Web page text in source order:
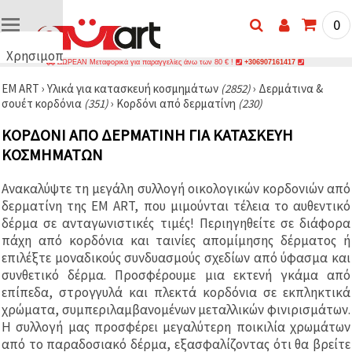
Χρησιμοποιούμε
🍪
Χρησιμοποιούμε
παρόμοιες
τεχνολογίες
για να
τη σωστή
λειτουργία
του
ιστότοπου,
να
βελτιώσουμε
την
εμπειρία
σας και, με
τη
συγκατάθεσή
σας, να
αναλύουμε
την
0
ΔΩΡΕΑΝ Μεταφορικά για παραγγελίες άνω των 80 € ! +306907161417
EM ART › Υλικά για κατασκευή κοσμημάτων (2852)› Δερμάτινα &
σουέτ κορδόνια (351)› Κορδόνι από δερματίνη (230)
ΚΟΡΔΌΝΙ ΑΠΌ ΔΕΡΜΑΤΊΝΗ ΓΙΑ ΚΑΤΑΣΚΕΥΉ
ΚΟΣΜΗΜΆΤΩΝ
Ανακαλύψτε τη μεγάλη συλλογή οικολογικών κορδονιών από
δερματίνη της EM ART, που μιμούνται τέλεια το αυθεντικό
δέρμα σε ανταγωνιστικές τιμές! Περιηγηθείτε σε διάφορα
πάχη από κορδόνια και ταινίες απομίμησης δέρματος ή
επιλέξτε μοναδικούς συνδυασμούς σχεδίων από ύφασμα και
συνθετικό δέρμα. Προσφέρουμε μια εκτενή γκάμα από
επίπεδα, στρογγυλά και πλεκτά κορδόνια σε εκπληκτικά
χρώματα, συμπεριλαμβανομένων μεταλλικών φινιρισμάτων.
Η συλλογή μας προσφέρει μεγαλύτερη ποικιλία χρωμάτων
από το παραδοσιακό δέρμα, εξασφαλίζοντας ότι θα βρείτε